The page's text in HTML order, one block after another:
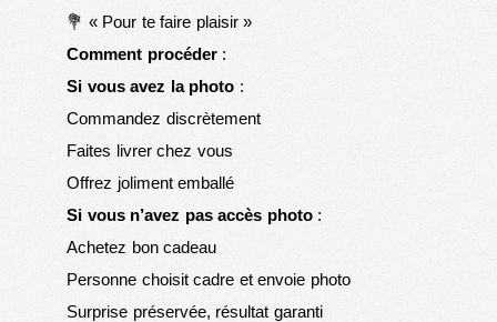
💐 « Pour te faire plaisir »
Comment procéder:
Si vous avez la photo :
Commandez discrètement
Faites livrer chez vous
Offrez joliment emballé
Si vous n’avez pas accès photo:
Achetez bon cadeau
Personne choisit cadre et envoie photo
Surprise préservée, résultat garanti